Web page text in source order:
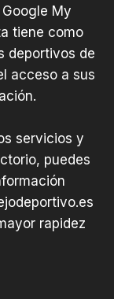
My
tiene como
deportivos de
acceso a sus
servicios y
puedes
rapidez